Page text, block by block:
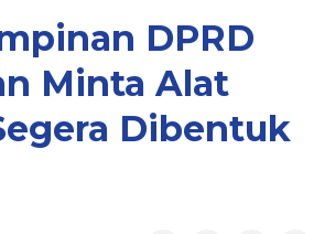
DPRD
Minta Alat
Dibentuk